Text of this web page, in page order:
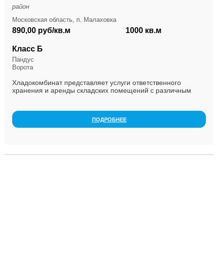
район
Московская область, п. Малаховка
890,00 руб/кв.м 1000 кв.м
Класс Б
Пандус
Ворота
Хладокомбинат представляет услуги ответственного
хранения и аренды складских помещений с различным
ПОДРОБНЕЕ